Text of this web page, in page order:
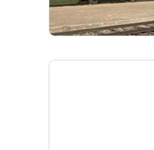
Zum Artikel: